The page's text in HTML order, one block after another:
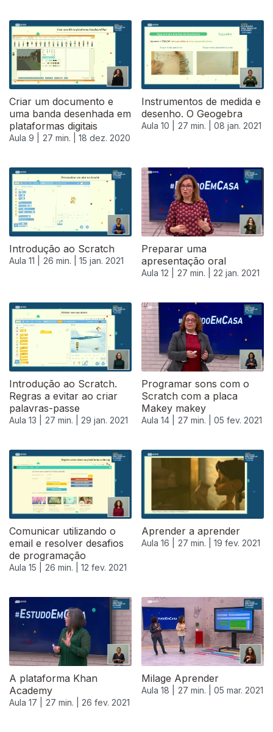
Criar um documento e
uma banda desenhada em
plataformas digitais
Aula 9 | 27 min. | 18 dez. 2020
Instrumentos de medida e
desenho. O Geogebra
Aula 10 | 27 min. | 08 jan. 2021
Introdução ao Scratch
Aula 11 | 26 min. | 15 jan. 2021
Preparar uma
apresentação oral
Aula 12 | 27 min. | 22 jan. 2021
519488
Introdução ao Scratch.
Regras a evitar ao criar
palavras-passe
Aula 13 | 27 min. | 29 jan. 2021
Programar sons com o
Scratch com a placa
Makey makey
Aula 14 | 27 min. | 05 fev. 2021
Comunicar utilizando o
email e resolver desafios
de programação
Aula 15 | 26 min. | 12 fev. 2021
Aprender a aprender
Aula 16 | 27 min. | 19 fev. 2021
A plataforma Khan
Academy
Aula 17 | 27 min. | 26 fev. 2021
Milage Aprender
Aula 18 | 27 min. | 05 mar. 2021